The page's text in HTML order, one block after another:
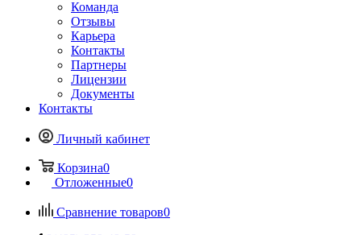
Команда
Отзывы
Карьера
Контакты
Партнеры
Лицензии
Документы
Контакты
Личный кабинет
Корзина0
Отложенные0
Сравнение товаров0